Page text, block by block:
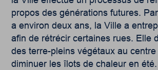
propos des générations futures.
a environ deux ans, la Ville a
afin de rétrécir certaines rues. Elle
des terre-pleins végétaux au
diminuer les îlots de chaleur en